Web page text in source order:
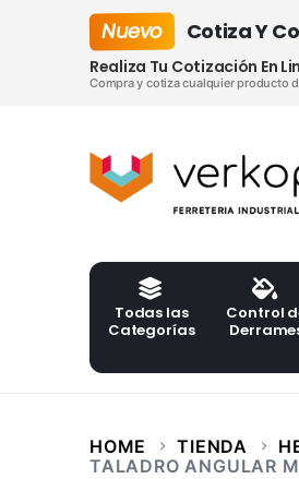
Nuevo Cotiza Y
Realiza Tu Cotización En
Compra y cotiza cualquier producto
Todas las
Categorías
Control
HOME TIENDA
TALADRO ANGULAR